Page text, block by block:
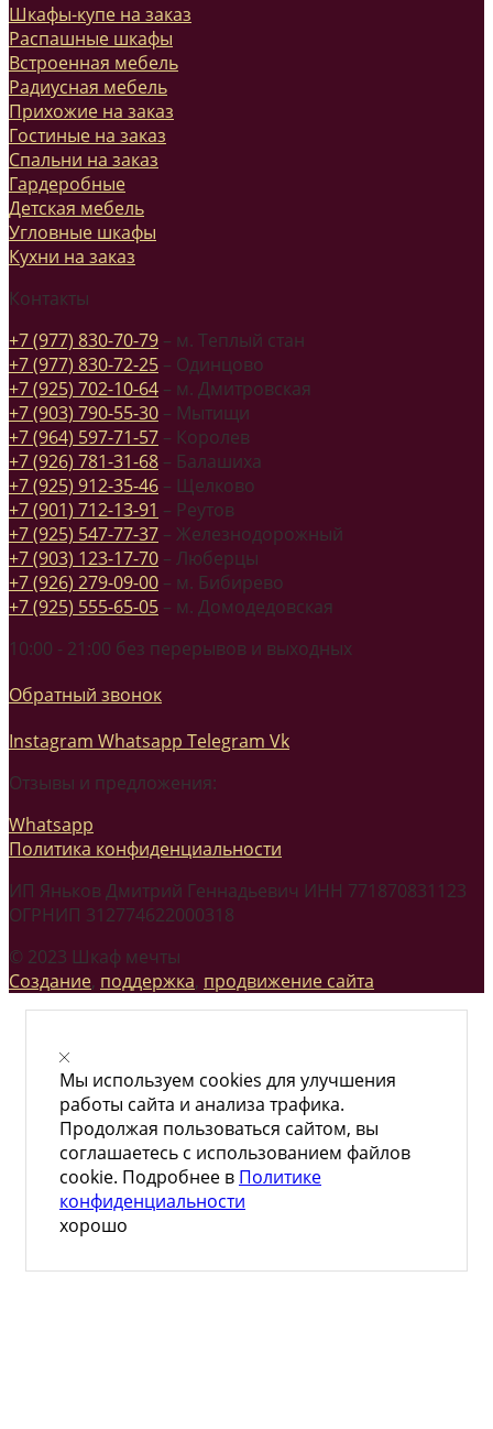
Шкафы-купе на заказ
Распашные шкафы
Встроенная мебель
Радиусная мебель
Прихожие на заказ
Гостиные на заказ
Спальни на заказ
Гардеробные
Детская мебель
Угловные шкафы
Кухни на заказ
Контакты
+7 (977) 830-70-79 – м. Теплый стан
+7 (977) 830-72-25 – Одинцово
+7 (925) 702-10-64 – м. Дмитровская
+7 (903) 790-55-30 – Мытищи
+7 (964) 597-71-57 – Королев
+7 (926) 781-31-68 – Балашиха
+7 (925) 912-35-46 – Щелково
+7 (901) 712-13-91 – Реутов
+7 (925) 547-77-37 – Железнодорожный
+7 (903) 123-17-70 – Люберцы
+7 (926) 279-09-00 – м. Бибирево
+7 (925) 555-65-05 – м. Домодедовская
10:00 - 21:00 без перерывов и выходных
Обратный звонок
Instagram Whatsapp Telegram Vk
Отзывы и предложения:
Whatsapp
Политика конфиденциальности
ИП Яньков Дмитрий Геннадьевич ИНН 771870831123
ОГРНИП 312774622000318
© 2023 Шкаф мечты
Создание, поддержка, продвижение сайта
Мы используем cookies для улучшения
работы сайта и анализа трафика.
Продолжая пользоваться сайтом, вы
соглашаетесь с использованием файлов
cookie. Подробнее в Политике
конфиденциальности
хорошо